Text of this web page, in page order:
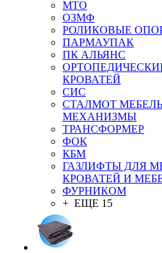
MTO
ОЗМФ
РОЛИКОВЫЕ
ПАРМАУПАК
ПК АЛЬЯНС
КРОВАТЕЙ
СИС
СТАЛМОТ
МЕХАНИЗМЫ
ТРАНСФОРМЕР
ФОК
КБМ
ГАЗЛИФТЫ ДЛЯ
КРОВАТЕЙ И
ФУРНИКОМ
+ ЕЩЕ 15